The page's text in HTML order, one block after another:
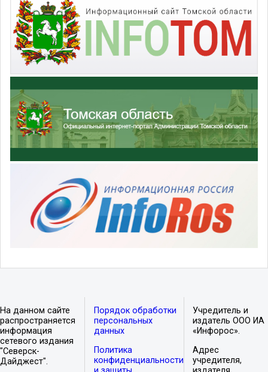
На данном сайте
распространяется
информация
сетевого издания
"Северск-
Дайджест".
Порядок обработки
персональных
данных
Политика
конфиденциальности
Учредитель и
издатель ООО ИА
«Инфорос».
Адрес
учредителя,